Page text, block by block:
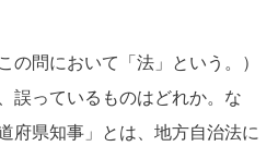
の問において「法」という。）
誤っているものはどれか。な
府県知事」とは、地方自治法に